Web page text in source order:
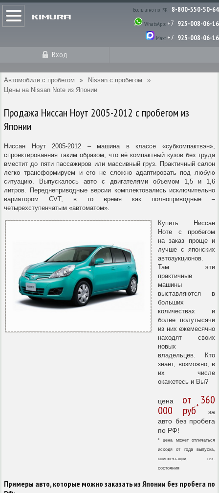
Бесплатно по РФ: 8-800-550-50-64
WhatsApp: +7 925-008-06-16
Max: +7 925-008-06-16
Вход
Автомобили с пробегом » Nissan с пробегом
»
Цены на Nissan Note из Японии
Продажа Ниссан Ноут 2005-2012 с пробегом из
Японии
Ниссан Ноут 2005-2012 – машина в классе «субкомпактвэн»,
спроектированная таким образом, что её компактный кузов без труда
вместит до пяти пассажиров или массивный груз. Практичный салон
легко трансформируем и его не сложно адаптировать под любую
ситуацию. Выпускалось авто с двигателями объемом 1,5 и 1,6
литров. Переднеприводные версии комплектовались исключительно
вариатором CVT, в то время как полноприводные –
четырехступенчатым «автоматом».
Купить Ниссан
Ноте с пробегом
на заказ проще и
лучше с японских
автоаукционов.
Там эти
практичные
машины
выставляются в
больших
количествах и
более полутысячи
из них ежемесячно
находят своих
новых
владельцев. Кто
знает, возможно, в
их числе
окажетесь и Вы?
цена от 360
000 руб* за
авто без пробега
по РФ!
* цена может отличаться
исходя от года выпуска,
комплектации, тех.
состояния
Примеры авто, которые можно заказать из Японии без пробега по